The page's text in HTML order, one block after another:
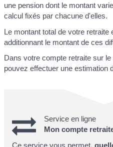
une pension dont le montant
calcul fixés par chacune d'elles.
Le montant total de votre retraite
additionnant le montant de ces
Dans votre compte retraite sur
pouvez effectuer une estimation
Service en ligne
Mon compte
Ce service vous permet,